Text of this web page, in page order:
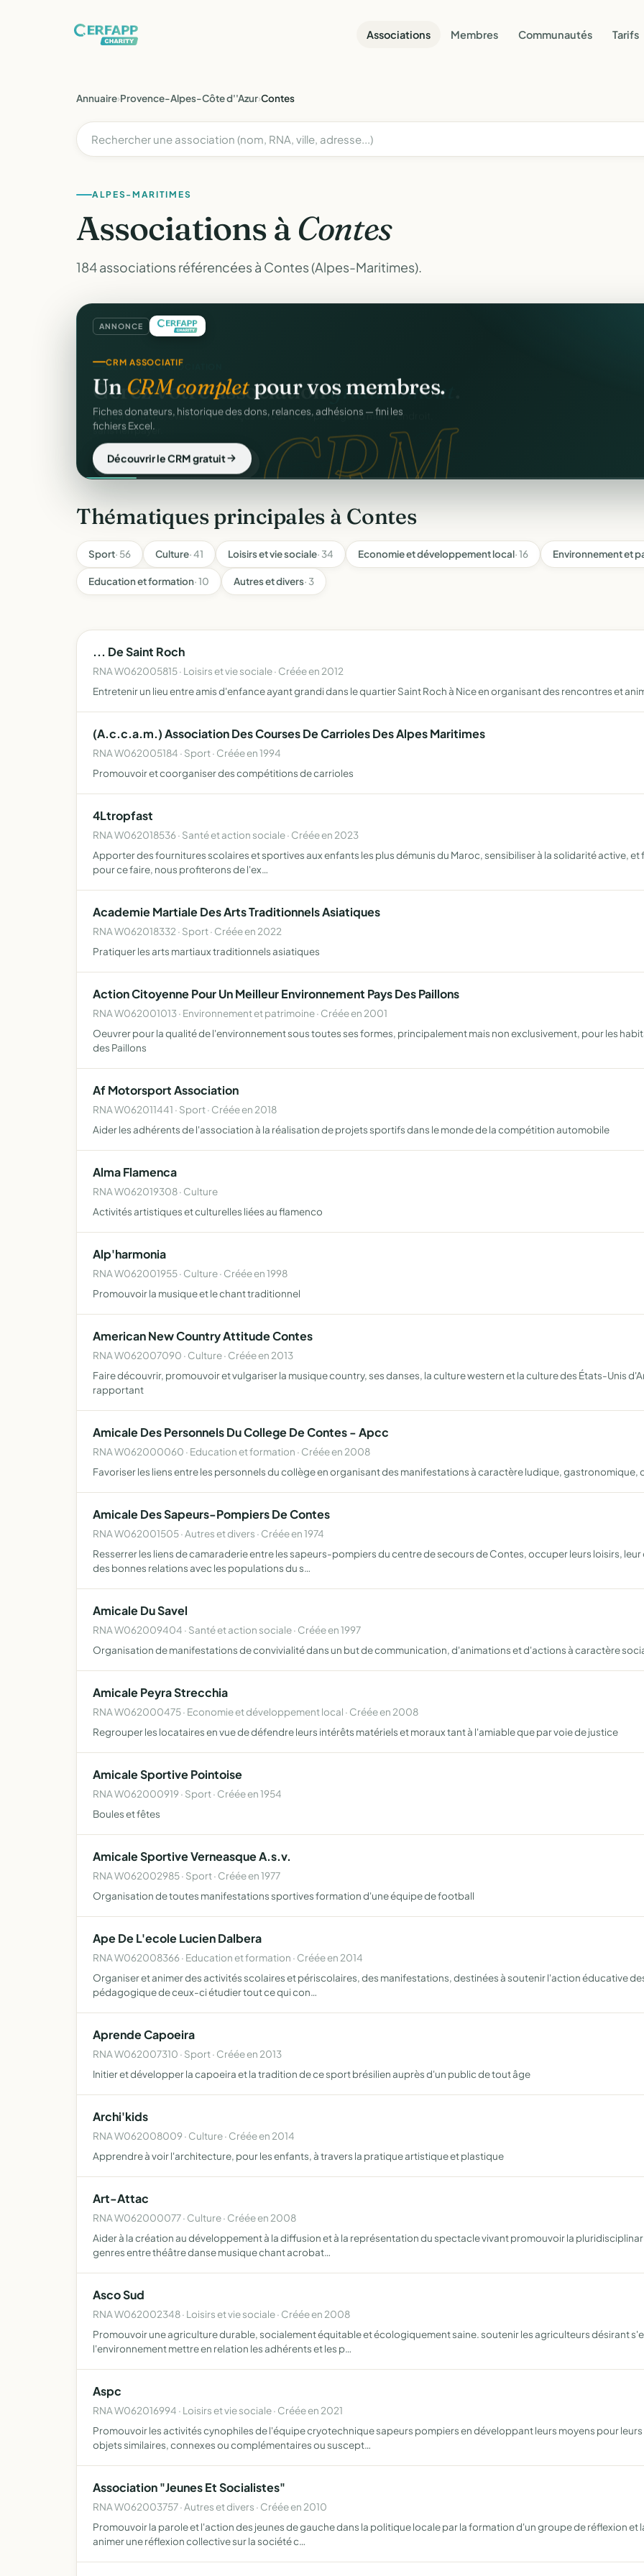
Associations Membres Communautés Tarifs
Annuaire›Provence-Alpes-Côte d''Azur›Contes
ALPES-MARITIMES
Associations àContes
184 associations référencées à Contes (Alpes-Maritimes).
ANNONCE
CRM.
CRM ASSOCIATIF
Un CRM completpour vos membres.
Fiches donateurs, historique des dons, relances, adhésions — fini les
fichiers Excel.
Découvrir le CRM gratuit
Thématiques principales à Contes
Sport· 56 Culture· 41 Loisirs et vie sociale· 34 Economie et développement local· 16 Environnement et
Education et formation· 10 Autres et divers· 3
... De Saint Roch
RNA W062005815 · Loisirs et vie sociale · Créée en 2012
Entretenir un lieu entre amis d'enfance ayant grandi dans le quartier Saint Roch à Nice en organisant des rencontres et
(A.c.c.a.m.) Association Des Courses De Carrioles Des Alpes Maritimes
RNA W062005184 · Sport · Créée en 1994
Promouvoir et coorganiser des compétitions de carrioles
4Ltropfast
RNA W062018536 · Santé et action sociale · Créée en 2023
Apporter des fournitures scolaires et sportives aux enfants les plus démunis du Maroc, sensibiliser à la solidarité active,
pour ce faire, nous profiterons de l'ex…
Academie Martiale Des Arts Traditionnels Asiatiques
RNA W062018332 · Sport · Créée en 2022
Pratiquer les arts martiaux traditionnels asiatiques
Action Citoyenne Pour Un Meilleur Environnement Pays Des Paillons
RNA W062001013 · Environnement et patrimoine · Créée en 2001
Oeuvrer pour la qualité de l'environnement sous toutes ses formes, principalement mais non exclusivement, pour les
des Paillons
Af Motorsport Association
RNA W062011441 · Sport · Créée en 2018
Aider les adhérents de l'association à la réalisation de projets sportifs dans le monde de la compétition automobile
Alma Flamenca
RNA W062019308 · Culture
Activités artistiques et culturelles liées au flamenco
Alp'harmonia
RNA W062001955 · Culture · Créée en 1998
Promouvoir la musique et le chant traditionnel
American New Country Attitude Contes
RNA W062007090 · Culture · Créée en 2013
Faire découvrir, promouvoir et vulgariser la musique country, ses danses, la culture western et la culture des États-Unis
rapportant
Amicale Des Personnels Du College De Contes - Apcc
RNA W062000060 · Education et formation · Créée en 2008
Favoriser les liens entre les personnels du collège en organisant des manifestations à caractère ludique, gastronomique,
Amicale Des Sapeurs-Pompiers De Contes
RNA W062001505 · Autres et divers · Créée en 1974
Resserrer les liens de camaraderie entre les sapeurs-pompiers du centre de secours de Contes, occuper leurs loisirs,
des bonnes relations avec les populations du s…
Amicale Du Savel
RNA W062009404 · Santé et action sociale · Créée en 1997
Organisation de manifestations de convivialité dans un but de communication, d'animations et d'actions à caractère
Amicale Peyra Strecchia
RNA W062000475 · Economie et développement local · Créée en 2008
Regrouper les locataires en vue de défendre leurs intérêts matériels et moraux tant à l'amiable que par voie de justice
Amicale Sportive Pointoise
RNA W062000919 · Sport · Créée en 1954
Boules et fêtes
Amicale Sportive Verneasque A.s.v.
RNA W062002985 · Sport · Créée en 1977
Organisation de toutes manifestations sportives formation d'une équipe de football
Ape De L'ecole Lucien Dalbera
RNA W062008366 · Education et formation · Créée en 2014
Organiser et animer des activités scolaires et périscolaires, des manifestations, destinées à soutenir l'action éducative
pédagogique de ceux-ci étudier tout ce qui con…
Aprende Capoeira
RNA W062007310 · Sport · Créée en 2013
Initier et développer la capoeira et la tradition de ce sport brésilien auprès d'un public de tout âge
Archi'kids
RNA W062008009 · Culture · Créée en 2014
Apprendre à voir l'architecture, pour les enfants, à travers la pratique artistique et plastique
Art-Attac
RNA W062000077 · Culture · Créée en 2008
Aider à la création au développement à la diffusion et à la représentation du spectacle vivant promouvoir la
genres entre théâtre danse musique chant acrobat…
Asco Sud
RNA W062002348 · Loisirs et vie sociale · Créée en 2008
Promouvoir une agriculture durable, socialement équitable et écologiquement saine. soutenir les agriculteurs désirant
l'environnement mettre en relation les adhérents et les p…
Aspc
RNA W062016994 · Loisirs et vie sociale · Créée en 2021
Promouvoir les activités cynophiles de l'équipe cryotechnique sapeurs pompiers en développant leurs moyens pour
objets similaires, connexes ou complémentaires ou suscept…
Association "Jeunes Et Socialistes"
RNA W062003757 · Autres et divers · Créée en 2010
Promouvoir la parole et l'action des jeunes de gauche dans la politique locale par la formation d'un groupe de réflexion et
animer une réflexion collective sur la société c…